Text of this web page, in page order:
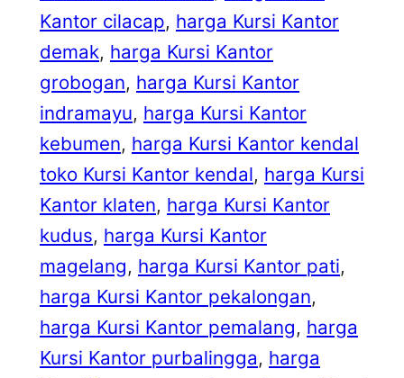
Kantor cilacap, harga Kursi Kantor
demak, harga Kursi Kantor
grobogan, harga Kursi Kantor
indramayu, harga Kursi Kantor
kebumen, harga Kursi Kantor kendal
toko Kursi Kantor kendal, harga Kursi
Kantor klaten, harga Kursi Kantor
kudus, harga Kursi Kantor
magelang, harga Kursi Kantor pati
harga Kursi Kantor pekalongan
harga Kursi Kantor pemalang, harga
Kursi Kantor purbalingga, harga